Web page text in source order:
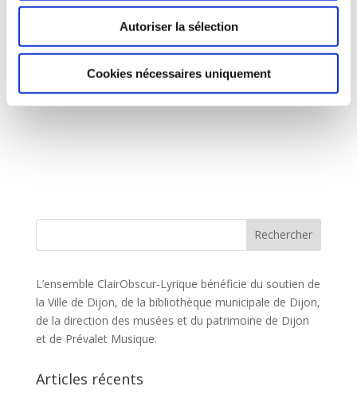
Autoriser la sélection
Cookies nécessaires uniquement
L’ensemble ClairObscur-Lyrique bénéficie du soutien de
la Ville de Dijon, de la bibliothèque municipale de Dijon,
de la direction des musées et du patrimoine de Dijon
et de Prévalet Musique.
Articles récents